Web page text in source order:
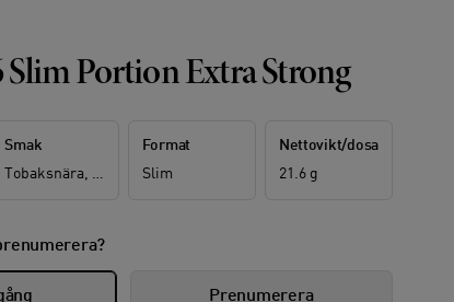
Slim Portion Extra Strong
Smak
Tobaksnära, Örter
Format
Slim
Nettovikt/dosa
21.6 g
Prenumerera